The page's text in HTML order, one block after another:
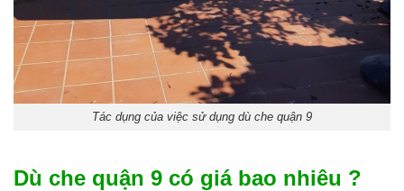
Tác dụng của việc sử dụng dù che quận 9
Dù che quận 9 có giá bao nhiêu ?